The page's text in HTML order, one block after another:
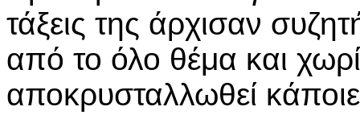
τάξεις της άρχισαν
από το όλο θέμα και
αποκρυσταλλωθεί